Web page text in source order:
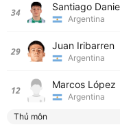
34 Santiago
Argentina
29 Juan Iribarren
Argentina
12 Marcos López
Argentina
Thủ môn